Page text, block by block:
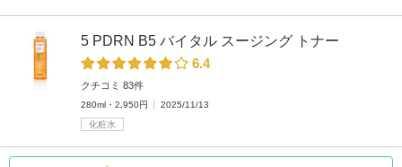
5 PDRN B5 バイタル スージング トナー
6.4
クチコミ 83件
280ml・2,950円
2025/11/13
化粧水